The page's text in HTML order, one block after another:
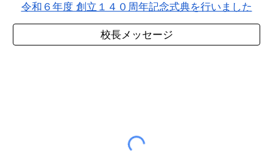
令和６年度 創立１４０周年記念式典を行いました
校長メッセージ